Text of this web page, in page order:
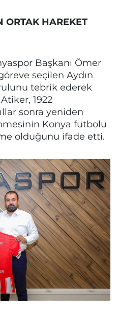
ORTAK HAREKET
Başkanı Ömer
seçilen Aydın
tebrik ederek
1922
sonra yeniden
Konya futbolu
olduğunu ifade etti.